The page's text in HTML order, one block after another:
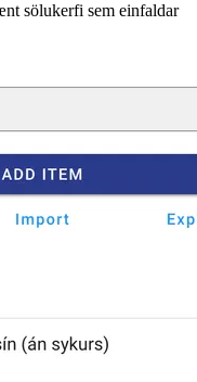
sölukerfi sem einfaldar